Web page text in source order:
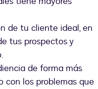
de tu cliente ideal, en
tus prospectos y
de forma más
con los problemas que